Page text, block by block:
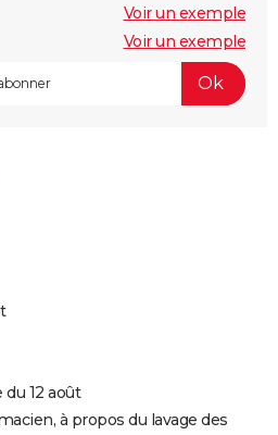
Voir un exemple
Voir un exemple
12 août
à propos du lavage des